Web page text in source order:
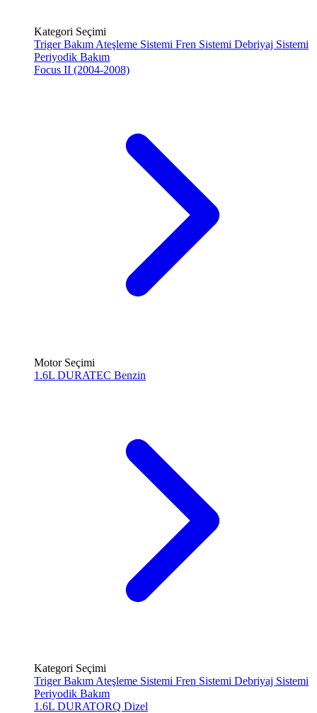
Kategori Seçimi
Triger Bakım Ateşleme Sistemi Fren Sistemi Debriyaj Sistemi
Periyodik Bakım
Focus II (2004-2008)
Motor Seçimi
1.6L DURATEC Benzin
Kategori Seçimi
Triger Bakım Ateşleme Sistemi Fren Sistemi Debriyaj Sistemi
Periyodik Bakım
1.6L DURATORQ Dizel